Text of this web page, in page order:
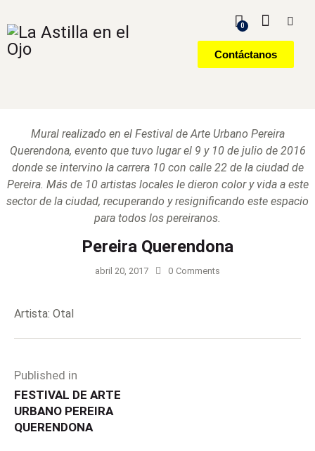
0
Contáctanos
Mural realizado en el Festival de Arte Urbano Pereira
Querendona, evento que tuvo lugar el 9 y 10 de julio de 2016
donde se intervino la carrera 10 con calle 22 de la ciudad de
Pereira. Más de 10 artistas locales le dieron color y vida a este
sector de la ciudad, recuperando y resignificando este espacio
para todos los pereiranos.
Pereira Querendona
abril 20, 2017 0 Comments
Artista: Otal
Published in
FESTIVAL DE ARTE
URBANO PEREIRA
QUERENDONA